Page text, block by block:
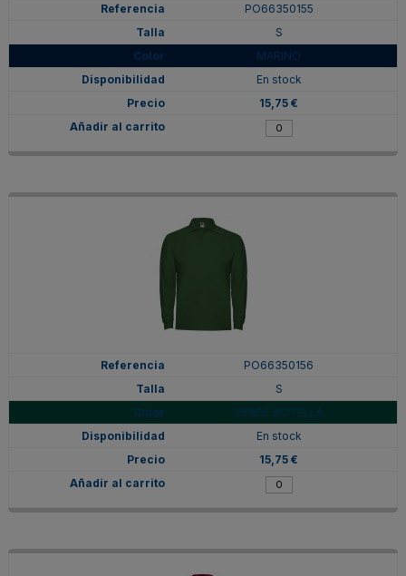
PO66350155
S
MARINO
En stock
15,75 €
PO66350156
S
VERDE BOTELLA
En stock
15,75 €